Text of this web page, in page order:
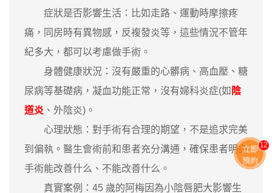
症狀是否影響生活：比如走路、運動時摩擦疼
痛，同房時有異物感，反複發炎等，這些情況不管年
紀多大，都可以考慮做手術。
身體健康狀況：沒有嚴重的心髒病、高血壓、糖
尿病等基礎病，凝血功能正常，沒有婦科炎症(如 陰
道炎 、外陰炎)。
心理狀態：對手術有合理的期望，不是追求完美
到偏執。醫生會術前和患者充分溝通，確保患者明白
手術能改善什么、不能改善什么。
真實案例：45 歲的阿梅因為小陰唇肥大影響生
立即
預約
11